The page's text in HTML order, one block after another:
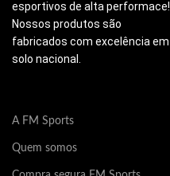
esportivos de alta performace!
Nossos produtos são
fabricados com excelência em
solo nacional.
A FM Sports
Quem somos